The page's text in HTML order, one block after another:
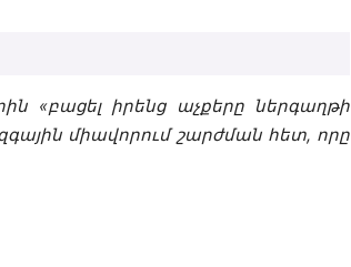
«բացել իրենց աչքերը ներգաղթի
միավորում շարժման հետ, որը